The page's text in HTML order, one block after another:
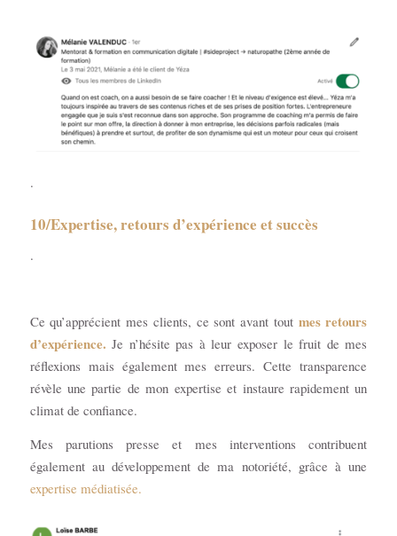
.
10/Expertise, retours d’expérience et succès
.
Ce qu’apprécient mes clients, ce sont avant tout mes retours
d’expérience. Je n’hésite pas à leur exposer le fruit de mes
réflexions mais également mes erreurs. Cette transparence
révèle une partie de mon expertise et instaure rapidement un
climat de confiance.
Mes parutions presse et mes interventions contribuent
également au développement de ma notoriété, grâce à une
expertise médiatisée.